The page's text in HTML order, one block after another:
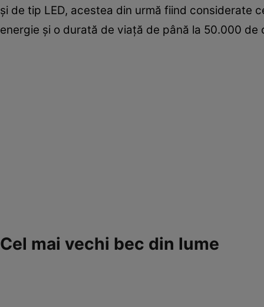
şi de tip LED, acestea din urmă fiind considerate
energie şi o durată de viaţă de până la 50.000 de
Cel mai vechi bec din lume